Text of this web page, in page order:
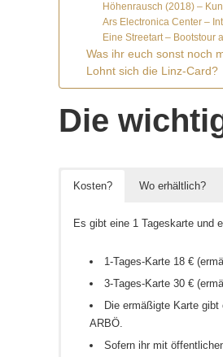
Höhenrausch (2018) –
Ars Electronica Center –
Eine Streetart – Bootstour
Was ihr euch sonst noch
Lohnt sich die Linz-Card?
Die
Kosten? Wo erhältlich?
Es gibt eine 1 Tageskarte und
1-Tages-Karte 18 €
3-Tages-Karte 30 €
Die ermäßigte Karte
ARBÖ.
Sofern ihr mit